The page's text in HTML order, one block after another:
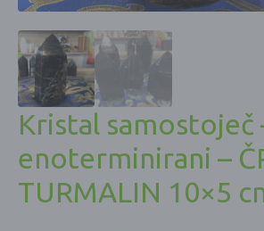
Kristal samostoječ
enoterminirani –
TURMALIN 10×5